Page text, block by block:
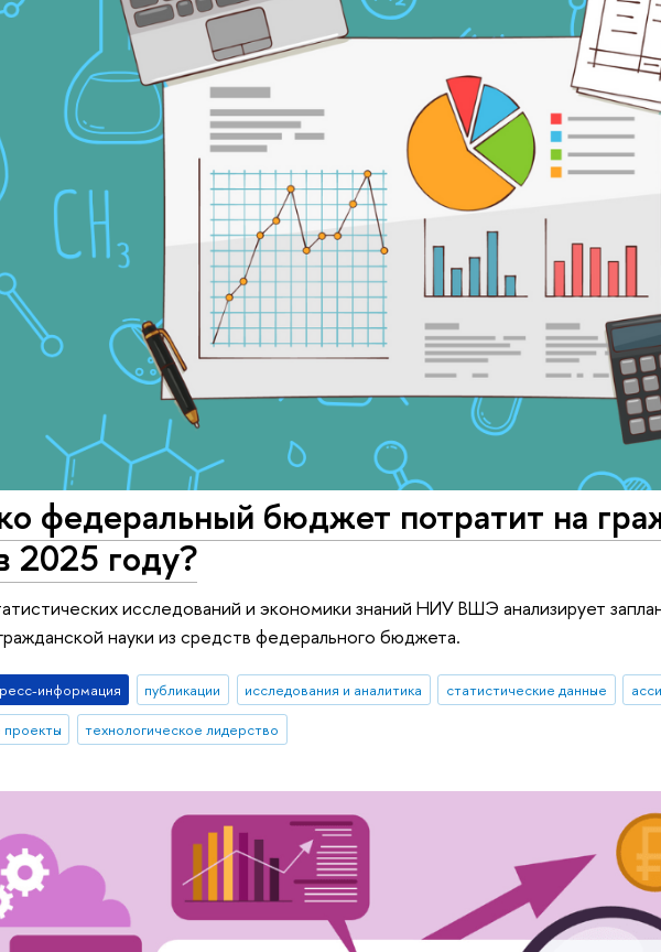
федеральный бюджет потратит на
2025 году?
исследований и экономики знаний НИУ ВШЭ анализирует
науки из средств федерального бюджета.
информация публикации исследования и аналитика статистические данные
проекты
технологическое лидерство